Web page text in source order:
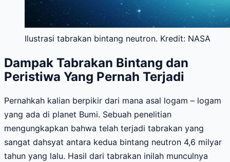
Ilustrasi tabrakan bintang neutron. Kredit: NASA
Dampak Tabrakan Bintang dan
Peristiwa Yang Pernah Terjadi
Pernahkah kalian berpikir dari mana asal logam – logam
yang ada di planet Bumi. Sebuah penelitian
mengungkapkan bahwa telah terjadi tabrakan yang
sangat dahsyat antara kedua bintang neutron 4,6 milyar
tahun yang lalu. Hasil dari tabrakan inilah munculnya